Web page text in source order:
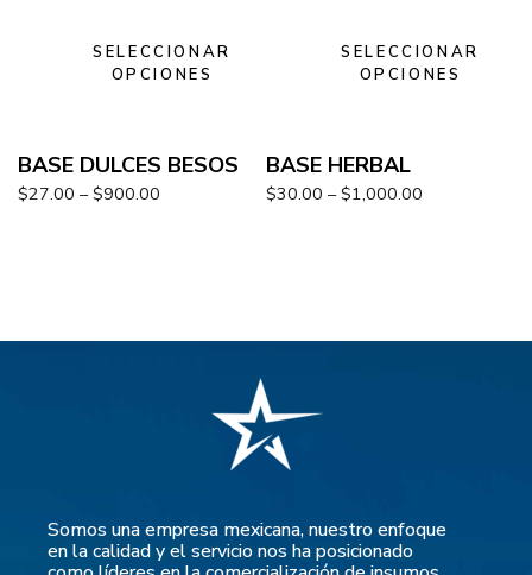
SELECCIONAR
OPCIONES
BASE DULCES BESOS
$27.00 – $900.00
SELECCIONAR
OPCIONES
BASE HERBAL
$30.00 – $1,000.00
Somos una empresa mexicana, nuestro enfoque
en la calidad y el servicio nos ha posicionado